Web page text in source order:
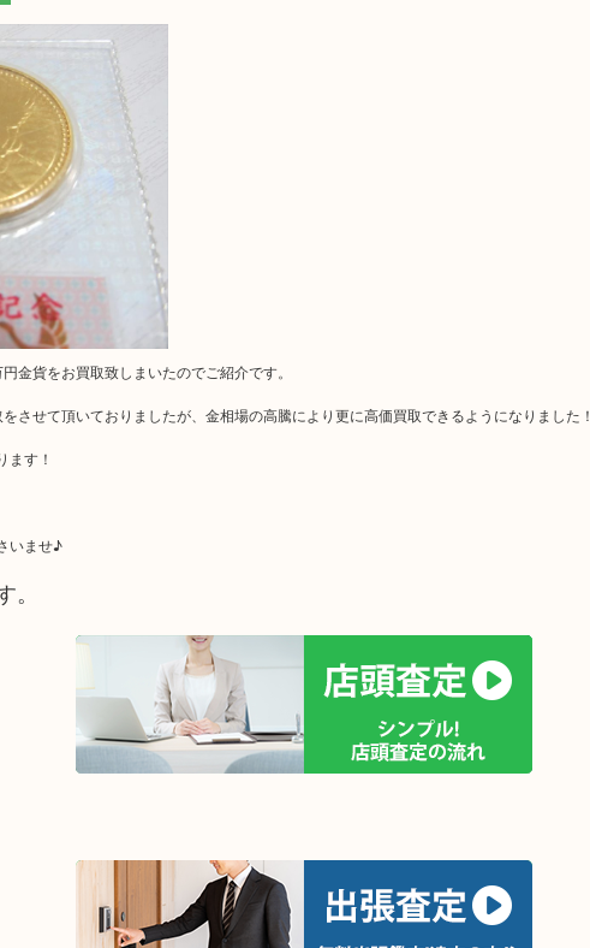
金貨をお買取致しまいたのでご紹介です。
させて頂いておりましたが、金相場の高騰により更に高価買取できるようになりました！
ます！
いませ♪